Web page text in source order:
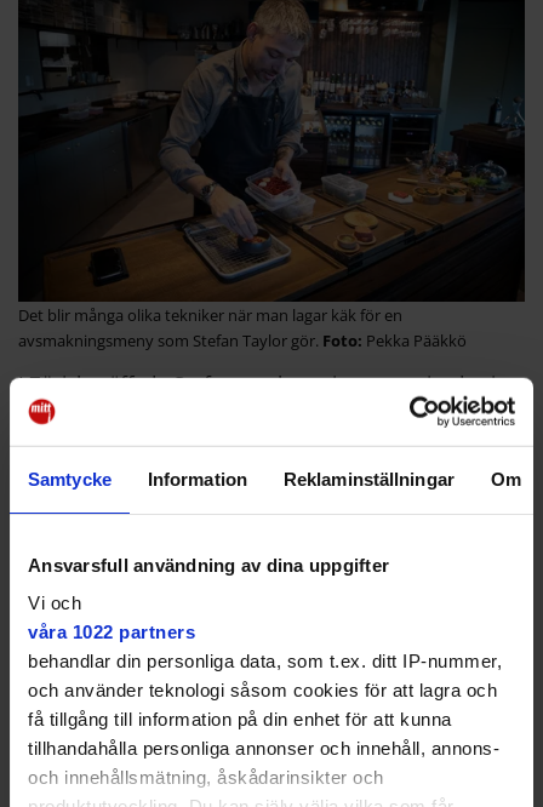
Samtycke Information Reklaminställningar Om
Ansvarsfull användning av dina uppgifter
Vi och
våra 1022 partners
behandlar din personliga data, som t.ex. ditt IP-nummer,
och använder teknologi såsom cookies för att lagra och
få tillgång till information på din enhet för att kunna
tillhandahålla personliga annonser och innehåll, annons-
och innehållsmätning, åskådarinsikter och
Det blir många olika tekniker när man lagar käk för en
avsmakningsmeny som Stefan Taylor gör.
Pekka Pääkkö
I Zürich träffade Stefan nya kompisar som visade sig
jobba på ABB. Han hakade på till Västerås på
Där hade han först en pop up-restaurang i en
restaurang.
– Jag lagade mat i showroomet på köksaffären och
sparade pengar under tiden för att öppna Essence.
Och nu är jag på en nivå som gör att jag kan flytta till
Stockholm.